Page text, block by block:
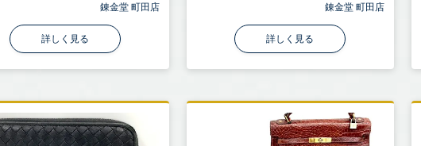
錬金堂 町田店
詳しく見る
錬金堂 町田店
詳しく見る